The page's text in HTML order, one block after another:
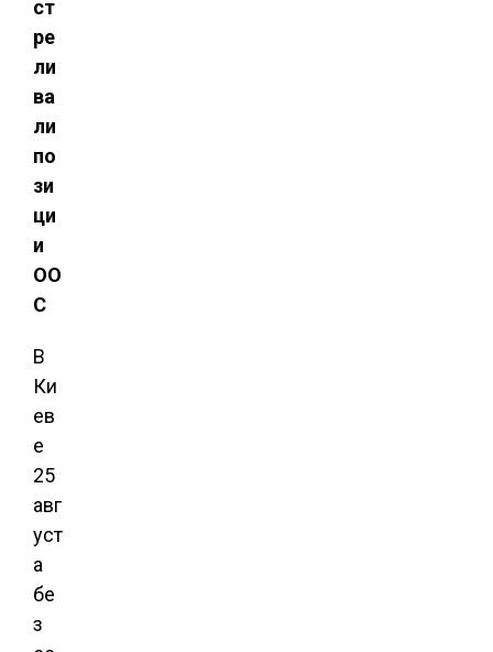
ст
ре
ли
ва
ли
по
зи
ци
и
ОО
С
В
Ки
ев
е
25
авг
уст
а
бе
з